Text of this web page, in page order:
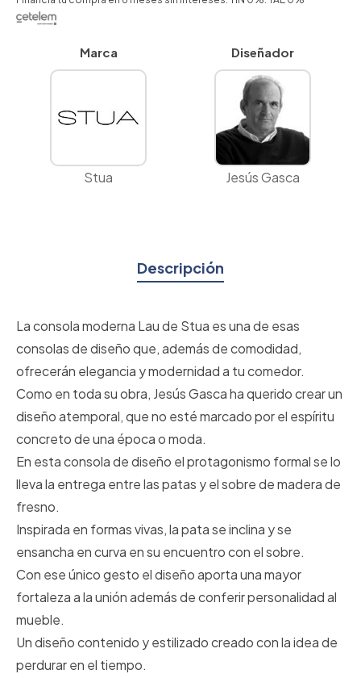
Marca
Stua
Diseñador
Jesús Gasca
Descripción
La consola moderna Lau de Stua es una de esas
consolas de diseño que, además de comodidad,
ofrecerán elegancia y modernidad a tu comedor.
Como en toda su obra, Jesús Gasca ha querido crear un
diseño atemporal, que no esté marcado por el espíritu
concreto de una época o moda.
En esta consola de diseño el protagonismo formal se lo
lleva la entrega entre las patas y el sobre de madera de
fresno.
Inspirada en formas vivas, la pata se inclina y se
ensancha en curva en su encuentro con el sobre.
Con ese único gesto el diseño aporta una mayor
fortaleza a la unión además de conferir personalidad al
mueble.
Un diseño contenido y estilizado creado con la idea de
perdurar en el tiempo.